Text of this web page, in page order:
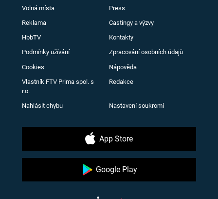
Volná místa Press
Reklama Castingy a výzvy
HbbTV Kontakty
Podmínky užívání Zpracování osobních údajů
Cookies Nápověda
Vlastník FTV Prima spol. s
r.o.
Redakce
Nahlásit chybu Nastavení soukromí
App Store
Google Play